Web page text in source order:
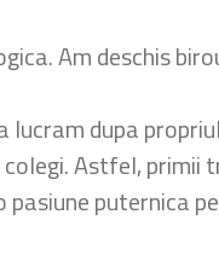
Am deschis
lucram dupa
Astfel, primii
pasiune puternica